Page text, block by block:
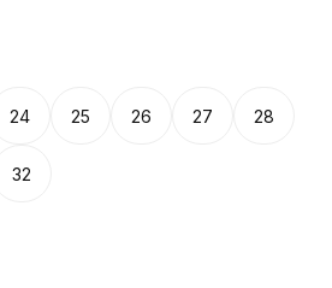
€ 109,99.
is € 65,99.
24 25 26 27 28
32